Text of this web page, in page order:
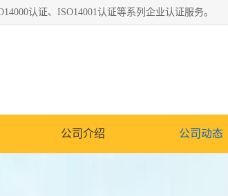
认证、ISO14001认证等系列企业认证服务。
公司介绍 公司动态